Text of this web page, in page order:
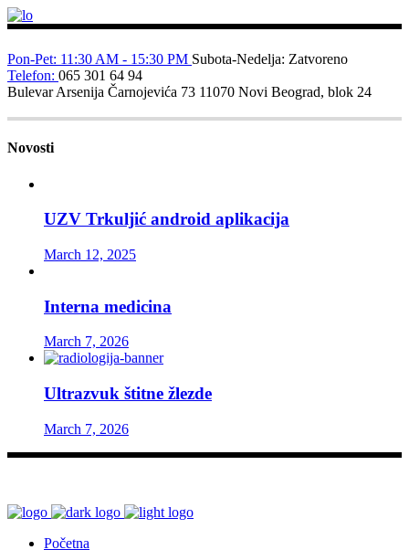
Pon-Pet: 11:30 AM - 15:30 PM Subota-Nedelja: Zatvoreno
Telefon: 065 301 64 94
Bulevar Arsenija Čarnojevića 73 11070 Novi Beograd, blok 24
Novosti
UZV Trkuljić android aplikacija
March 12, 2025
Interna medicina
March 7, 2026
Ultrazvuk štitne žlezde
March 7, 2026
Početna